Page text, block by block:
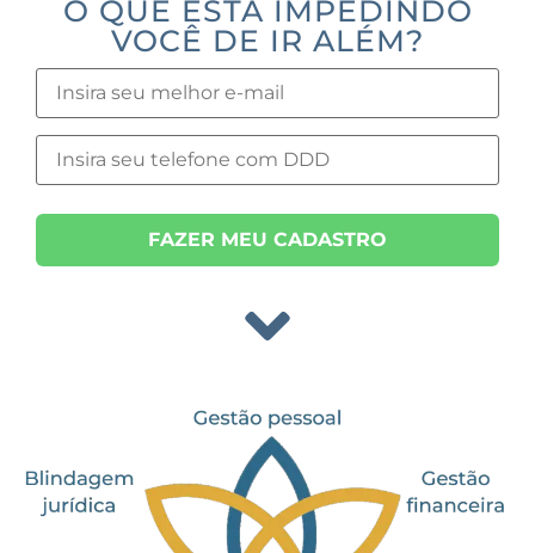
O QUE ESTÁ IMPEDINDO
VOCÊ DE IR ALÉM?
FAZER MEU CADASTRO